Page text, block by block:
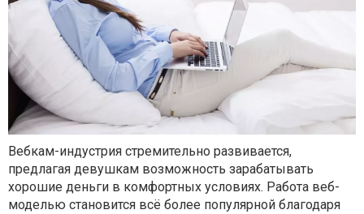
Вебкам-индустрия стремительно развивается,
предлагая девушкам возможность зарабатывать
хорошие деньги в комфортных условиях. Работа веб-
моделью становится всё более популярной благодаря